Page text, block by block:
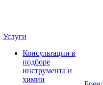
Услуги
Консультации в
подборе
инструмента и
химии